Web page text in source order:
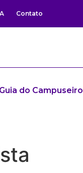
Contato
Guia do Campuseiro